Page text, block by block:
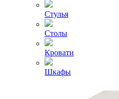
Стулья
Столы
Кровати
Шкафы